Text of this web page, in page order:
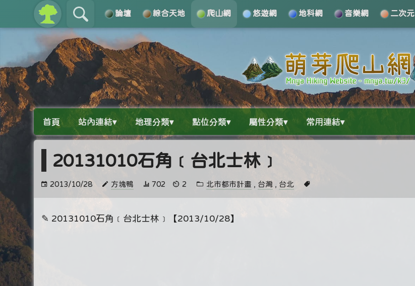
論壇 綜合天地 爬山網 悠遊網 地科網 音樂網 二次元
關於 導覽
首頁 站內連結▾ 地理分類▾ 點位分類▾ 屬性分類▾ 常用連結▾
20131010石角﹝台北士林﹞
2013/10/28 方塊鴨 702 2 北市都市計畫 , 台灣 , 台北
✎ 20131010石角﹝台北士林﹞【2013/10/28】